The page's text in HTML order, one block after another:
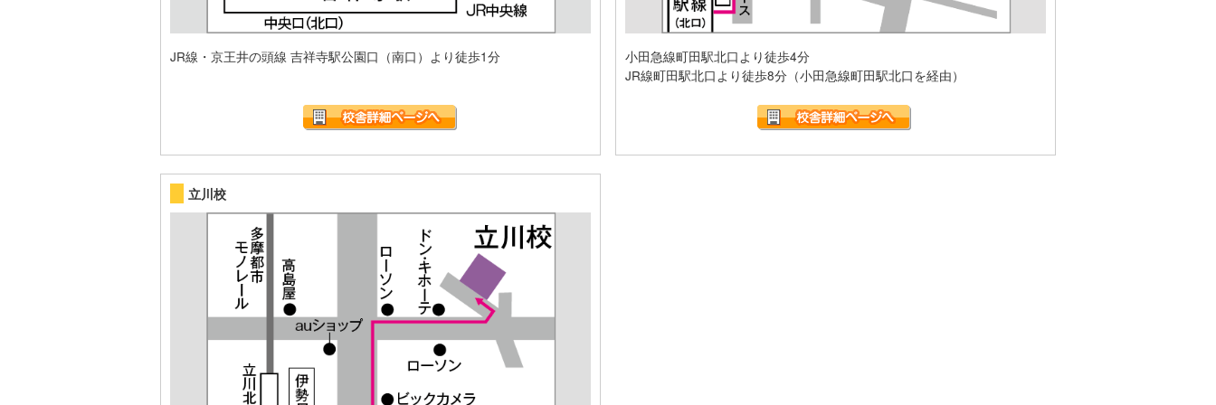
JR線・京王井の頭線 吉祥寺駅公園口（南口）より徒歩1分
小田急線町田駅北口より徒歩4分
JR線町田駅北口より徒歩8分（小田急線町田駅北口を経由）
立川校